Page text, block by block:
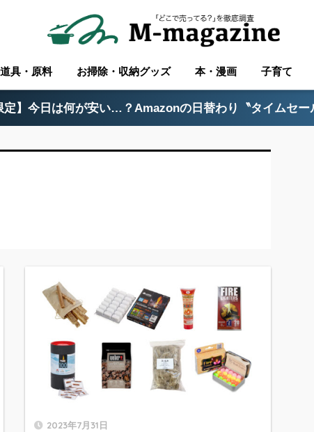
具・原料 お掃除・収納グッズ 本・漫画 子育て
定】今日は何が安い…？Amazonの日替わり〝タイムセー
2023年7月31日